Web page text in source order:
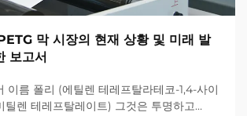
막 시장의 현재 상황 및 미래 발
보고서
이름 폴리 (에틸렌 테레프탈라테코-1,4-사이
틸렌 테레프탈레이트) 그것은 투명하고